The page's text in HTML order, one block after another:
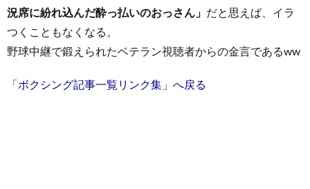
況席に紛れ込んだ酔っ払いのおっさん」 だと思えば、イラ
つくこともなくなる。
野球中継で鍛えられたベテラン視聴者からの金言であるww
「ボクシング記事一覧リンク集」へ戻る